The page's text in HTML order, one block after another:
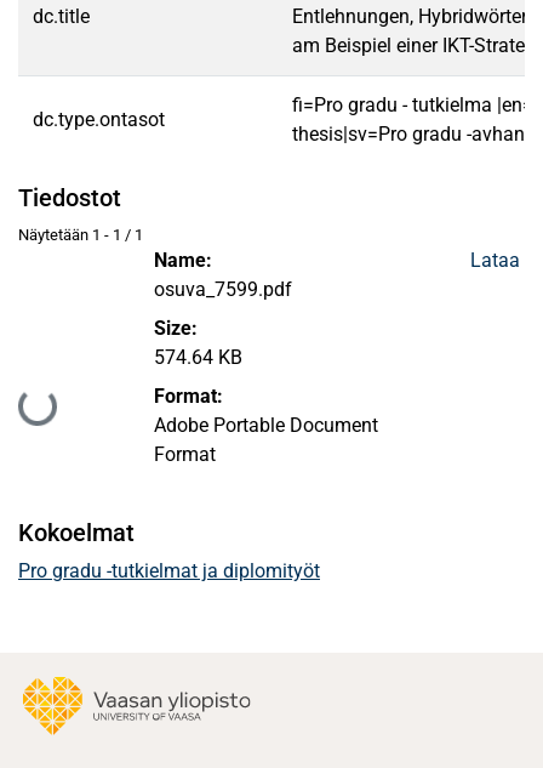
dc.title
Entlehnungen, Hybridwörter
am Beispiel einer IKT-
dc.type.ontasot
fi=Pro gradu - tutkielma
thesis|sv=Pro gradu -
Tiedostot
Näytetään 1 - 1 / 1
Ladataan...
Name:
osuva_7599.pdf
Size:
574.64 KB
Format:
Adobe Portable Document
Format
Lataa
Kokoelmat
Pro gradu -tutkielmat ja diplomityöt